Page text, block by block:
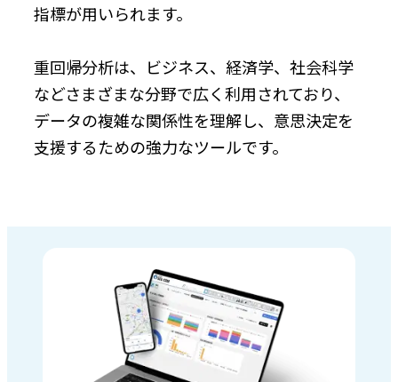
指標が用いられます。
重回帰分析は、ビジネス、経済学、社会科学
などさまざまな分野で広く利用されており、
データの複雑な関係性を理解し、意思決定を
支援するための強力なツールです。